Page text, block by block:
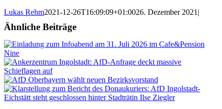
Lukas Rehm2021-12-26T16:09:09+01:0026. Dezember 2021 |
Ähnliche Beiträge